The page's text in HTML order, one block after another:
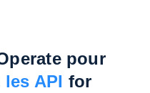
pour
API for